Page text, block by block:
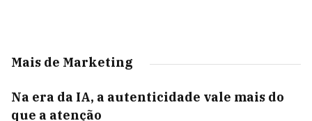
Mais de Marketing
Na era da IA, a autenticidade vale mais do
que a atenção